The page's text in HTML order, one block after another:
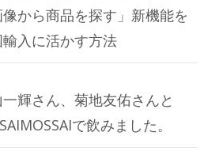
像から商品を探す」新機能を
輸入に活かす方法
輝さん、菊地友佑さんと
で飲みました。